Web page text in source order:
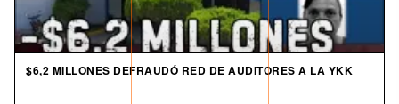
$6,2 MILLONES DEFRAUDÓ RED DE AUDITORES A LA YKK